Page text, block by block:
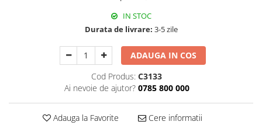
IN STOC
Durata de livrare: 3-5 zile
ADAUGA IN COS
Cod Produs: C3133
Ai nevoie de ajutor? 0785 800 000
Adauga la Favorite Cere informatii